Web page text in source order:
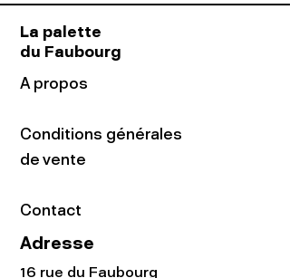
La palette
du Faubourg
A propos
Conditions générales
de vente
Contact
Adresse
16 rue du Faubourg